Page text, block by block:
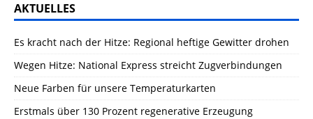
AKTUELLES
Es kracht nach der Hitze: Regional heftige Gewitter drohen
Wegen Hitze: National Express streicht Zugverbindungen
Neue Farben für unsere Temperaturkarten
Erstmals über 130 Prozent regenerative Erzeugung